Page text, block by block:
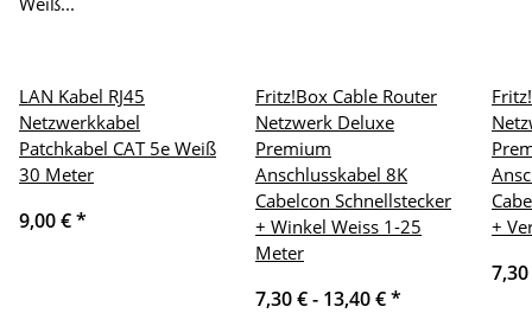
LAN Kabel RJ45
Netzwerkkabel
Patchkabel CAT 5e Weiß
30 Meter
9,00 €*
Fritz!Box Cable Router
Netzwerk Deluxe
Premium
Anschlusskabel 8K
Cabelcon Schnellstecker
+ Winkel Weiss 1-25
Meter
7,30 € - 13,40 €*
+